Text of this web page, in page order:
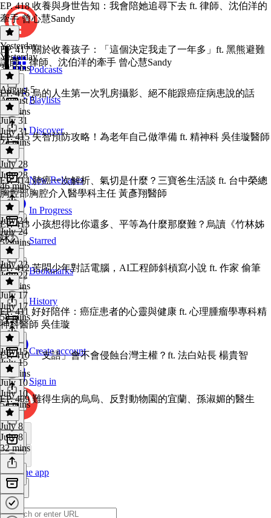
Podcasts
Playlists
Discover
New Releases
In Progress
Starred
Bookmarks
History
Create account
Sign in
Get the app
EP. 418 收養與身世告知：我會陪她追尋下去 ft. 律師、沈伯洋的
牽手 曾心慧Sandy
Yesterday
Yesterday
39 mins
EP. 417 關於收養孩子：「這個決定我走了一年多」ft. 黑熊避難
講師、律師、沈伯洋的牽手 曾心慧Sandy
August 5
August 5
29 mins
EP. 416 烏的人生第一次乳房攝影、絕不能跟癌症病患說的話
July 31
July 31
24 mins
EP. 415 失智預防攻略！為老年自己做準備 ft. 精神科 吳佳璇醫師
July 28
July 28
46 mins
EP. 414 肺癌一次解析、氣切是什麼？三寶爸生活談 ft. 台中榮總
胸腔部胸腔介入醫學科主任 黃彥翔醫師
July 24
July 24
52 mins
EP. 413 小孩想得比你還多、平等為什麼那麼難？烏讀《竹林姊
妹》
July 22
July 22
28 mins
EP. 412 苦悶少年對話電腦，AI工程師斜槓寫小說 ft. 作家 偷筆
July 17
July 17
58 mins
EP. 411 好好陪伴：癌症患者的心靈與健康 ft. 心理腫瘤學專科精
神科醫師 吳佳璇
July 15
July 15
50 mins
EP. 410 「支語」會不會侵蝕台灣主權？ft. 法白站長 楊貴智
July 10
July 10
54 mins
EP. 409 難得生病的烏烏、反對動物園的宜蘭、孫淑媚的醫生
July 8
July 8
32 mins